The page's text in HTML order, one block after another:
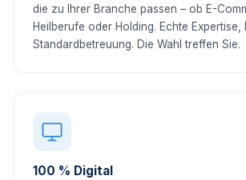
die zu Ihrer Branche passen – ob E-
Heilberufe oder Holding. Echte Expertise,
Standardbetreuung. Die Wahl treffen Sie.
100 % Digital